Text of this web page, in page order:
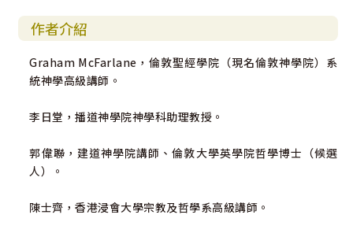
作者介紹
Graham McFarlane，倫敦聖經學院（現名倫敦神學院）系
統神學高級講師。
李日堂，播道神學院神學科助理教授。
郭偉聯，建道神學院講師、倫敦大學英學院哲學博士（候選
人）。
陳士齊，香港浸會大學宗教及哲學系高級講師。